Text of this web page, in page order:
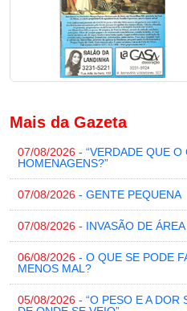
Mais da Gazeta
07/08/2026 - “VERDADE QUE O
HOMENAGENS?”
07/08/2026 - GENTE PEQUENA
07/08/2026 - INVASÃO DE
06/08/2026 - O QUE SE PODE
MENOS MAL?
05/08/2026 - “O PESO E A DOR